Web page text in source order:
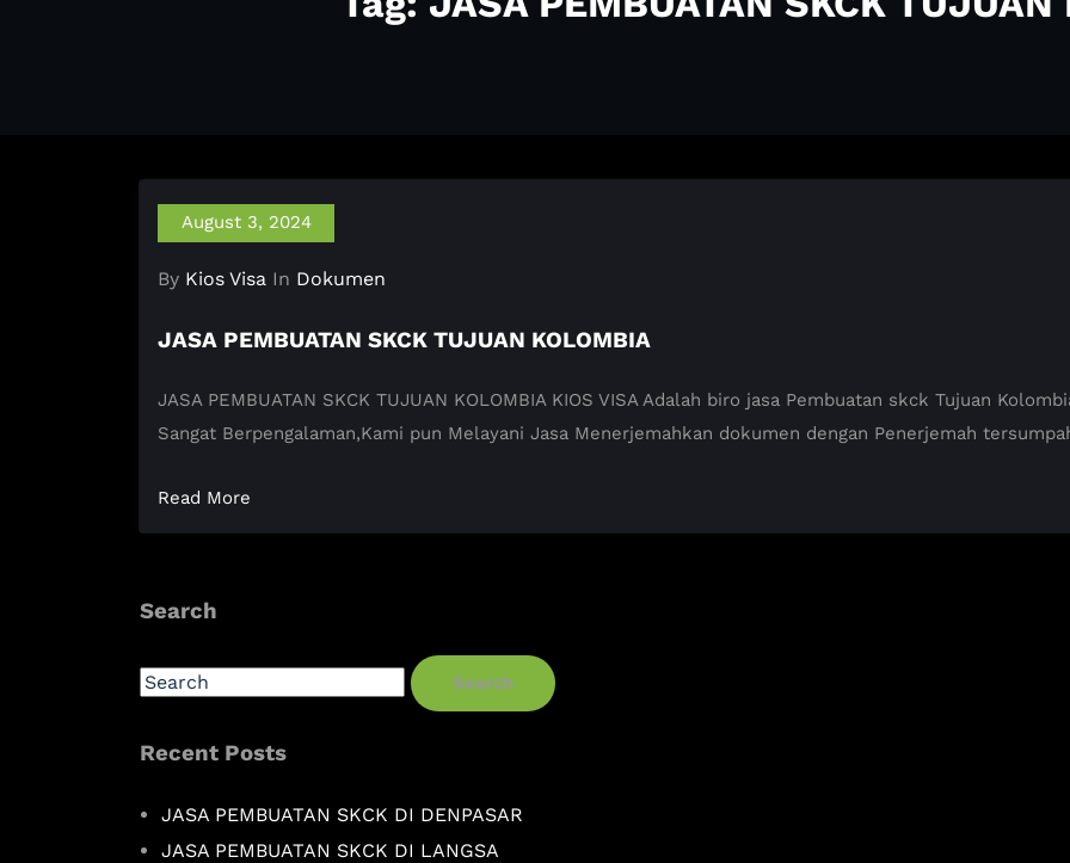
August 3, 2024
By Kios Visa In Dokumen
JASA PEMBUATAN SKCK TUJUAN KOLOMBIA
JASA PEMBUATAN SKCK TUJUAN KOLOMBIA KIOS VISA Adalah biro jasa Pembuatan skck Tujuan
Sangat Berpengalaman,Kami pun Melayani Jasa Menerjemahkan dokumen dengan Penerjemah
Read More
Search
Search
Recent Posts
JASA PEMBUATAN SKCK DI DENPASAR
JASA PEMBUATAN SKCK DI LANGSA